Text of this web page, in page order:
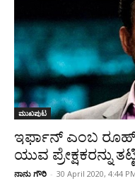
ಮುಖಪುಟ
ಇರ್ಫಾನ್ ಎಂಬ
ಯುವ ಪ್ರೇಕ್ಷಕರನ್ನು
ನಾನು ಗೌರಿ - 30 April 2020, 4:44